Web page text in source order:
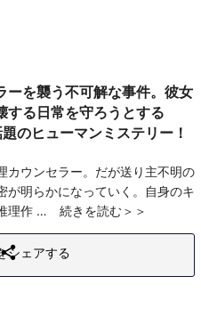
ーを襲う不可解な事件。彼女
する日常を守ろうとする
のヒューマンミステリー！
カウンセラー。だが送り主不明の
が明らかになっていく。自身のキ
理作
続きを読む
シェアする